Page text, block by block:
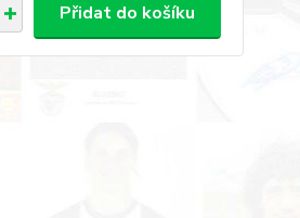
Přidat do košíku